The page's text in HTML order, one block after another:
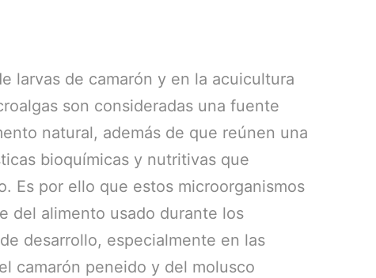
larvas de camarón y en la acuicultura
son consideradas una fuente
natural, además de que reúnen una
bioquímicas y nutritivas que
Es por ello que estos microorganismos
del alimento usado durante los
desarrollo, especialmente en las
camarón peneido y del molusco